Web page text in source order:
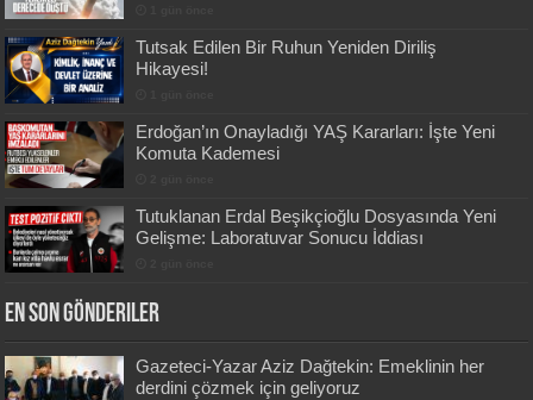
Tutsak Edilen Bir Ruhun Yeniden Diriliş
Hikayesi!
Erdoğan’ın Onayladığı YAŞ Kararları: İşte Yeni
Komuta Kademesi
Tutuklanan Erdal Beşikçioğlu Dosyasında Yeni
Gelişme: Laboratuvar Sonucu İddiası
En Son Gönderiler
Gazeteci-Yazar Aziz Dağtekin: Emeklinin her
derdini çözmek için geliyoruz